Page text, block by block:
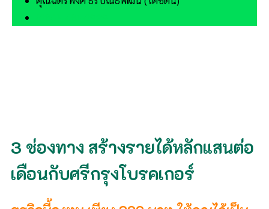
3 ช่องทาง สร้างรายได้หลักแสนต่อ
เดือนกับศรีกรุงโบรคเกอร์